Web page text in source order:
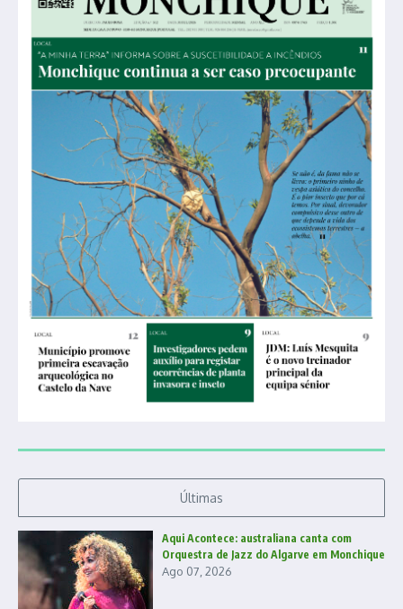
Últimas
Aqui Acontece: australiana canta com
Orquestra de Jazz do Algarve em Monchique
Ago 07, 2026